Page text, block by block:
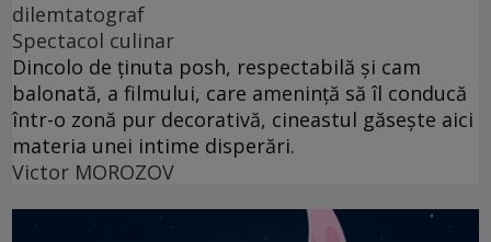
dilemtatograf
Spectacol culinar
Dincolo de ținuta posh, respectabilă și cam
balonată, a filmului, care amenință să îl conducă
într-o zonă pur decorativă, cineastul găsește aici
materia unei intime disperări.
Victor MOROZOV